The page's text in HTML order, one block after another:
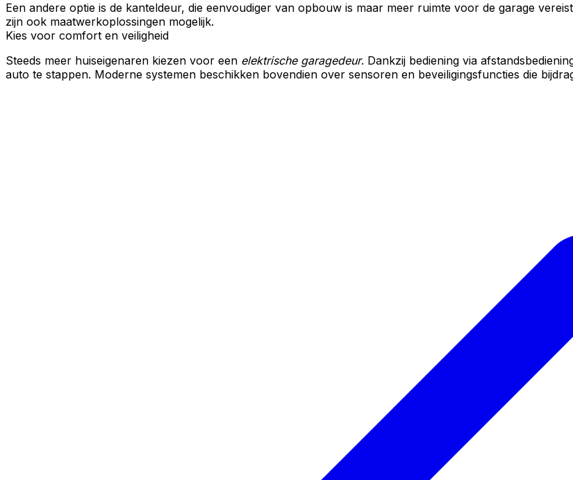
Een andere optie is de kanteldeur, die eenvoudiger van opbouw is maar meer ruimte voor de garage
zijn ook maatwerkoplossingen mogelijk.
Kies voor comfort en veiligheid
Steeds meer huiseigenaren kiezen voor een elektrische garagedeur. Dankzij bediening via
auto te stappen. Moderne systemen beschikken bovendien over sensoren en beveiligingsfuncties die